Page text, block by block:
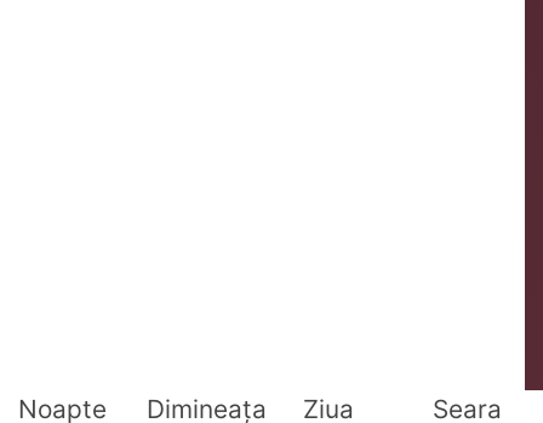
Noapte Dimineața Ziua Seara